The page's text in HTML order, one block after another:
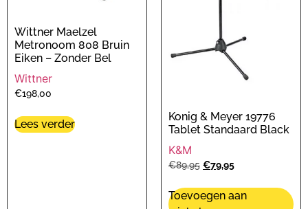
Wittner Maelzel
Metronoom 808 Bruin
Eiken – Zonder Bel
Wittner
€198,00
Lees verder
Konig & Meyer 19776
Tablet Standaard Black
K&M
€89,95 €79,95
Toevoegen aan